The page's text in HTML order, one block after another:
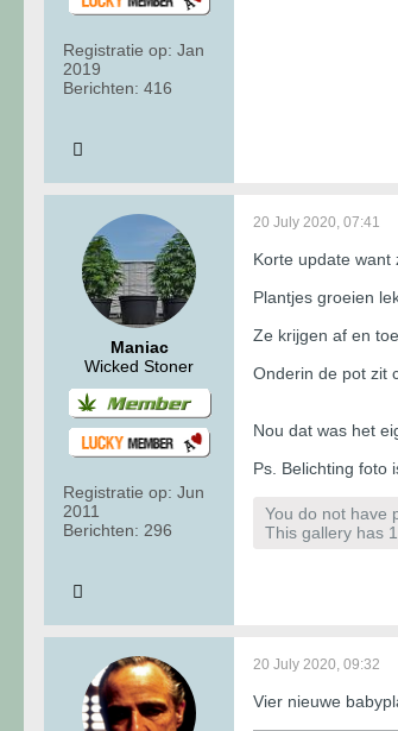
Registratie op: Jan
2019
Berichten: 416
Maniac
Wicked Stoner
Registratie op: Jun
2011
Berichten: 296
20 July 2020, 07:41
Korte update want
Plantjes groeien
Ze krijgen af en
Onderin de pot zit
Nou dat was het
Ps. Belichting foto
You do not have
This gallery has
20 July 2020, 09:32
Vier nieuwe